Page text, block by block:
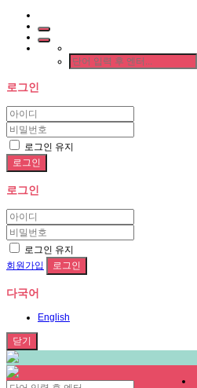
로그인
로그인 유지
로그인
로그인 유지
회원가입
다국어
English
닫기